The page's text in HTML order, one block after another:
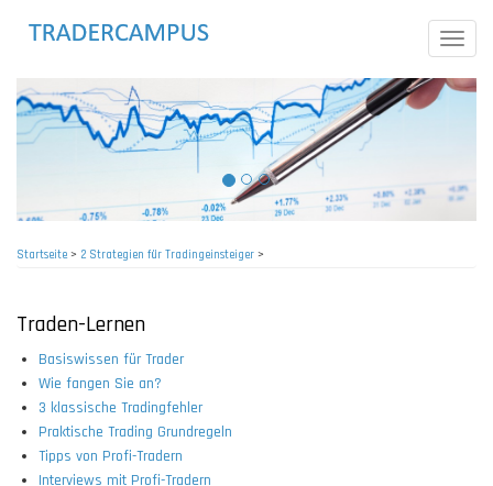
Toggle
Startseite> 2 Strategien für Tradingeinsteiger >
Traden-Lernen
Basiswissen für Trader
Wie fangen Sie an?
3 klassische Tradingfehler
Praktische Trading Grundregeln
Tipps von Profi-Tradern
Interviews mit Profi-Tradern